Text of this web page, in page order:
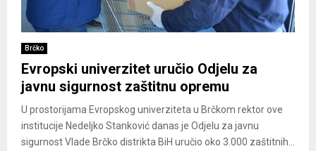
Brčko
Evropski univerzitet uručio Odjelu za
javnu sigurnost zaštitnu opremu
U prostorijama Evropskog univerziteta u Brčkom rektor ove
institucije Nedeljko Stanković danas je Odjelu za javnu
sigurnost Vlade Brčko distrikta BiH uručio oko 3.000 zaštitnih...